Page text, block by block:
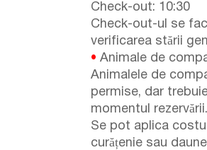
Check-out: 10:30
Check-out-ul se
verificarea stării
• Animale de
Animalele de
permise, dar
momentul rezervării.
Se pot aplica
curățenie sau